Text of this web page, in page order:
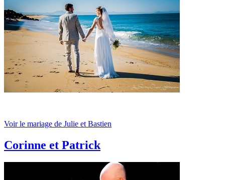
Voir le mariage de Julie et Bastien
Corinne et Patrick